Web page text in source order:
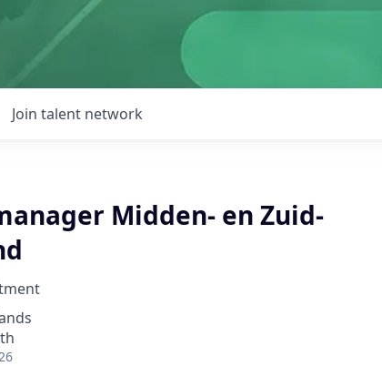
Join talent network
Midden- en Zuid-